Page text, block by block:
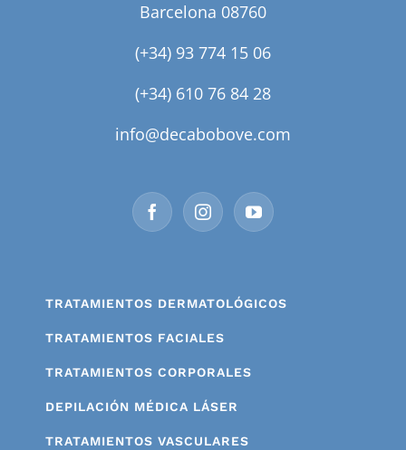
Barcelona 08760
(+34) 93 774 15 06
(+34) 610 76 84 28
info@decabobove.com
TRATAMIENTOS DERMATOLÓGICOS
TRATAMIENTOS FACIALES
TRATAMIENTOS CORPORALES
DEPILACIÓN MÉDICA LÁSER
TRATAMIENTOS VASCULARES